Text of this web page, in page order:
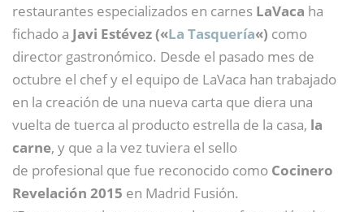
restaurantes especializados en carnes LaVaca ha
fichado a Javi Estévez («La Tasquería«) como
director gastronómico. Desde el pasado mes de
octubre el chef y el equipo de LaVaca han trabajado
en la creación de una nueva carta que diera una
vuelta de tuerca al producto estrella de la casa, la
carne, y que a la vez tuviera el sello
de profesional que fue reconocido como Cocinero
Revelación 2015 en Madrid Fusión.